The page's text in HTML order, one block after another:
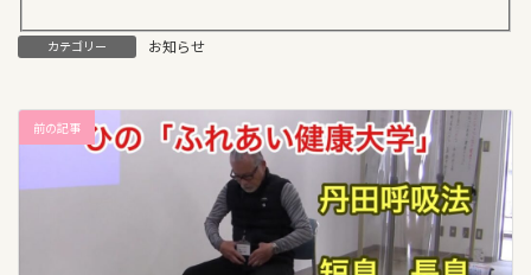
カテゴリー お知らせ
前の記事